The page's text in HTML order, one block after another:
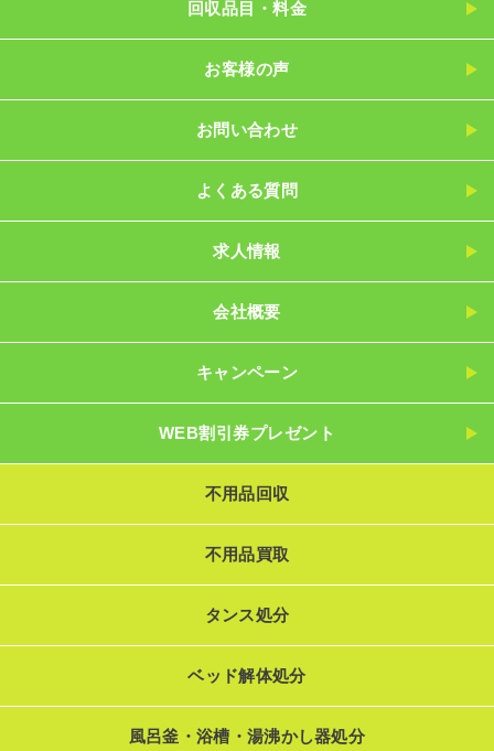
回収品目・料金
お客様の声
お問い合わせ
よくある質問
求人情報
会社概要
キャンペーン
WEB割引券プレゼント
不用品回収
不用品買取
タンス処分
ベッド解体処分
風呂釜・浴槽・湯沸かし器処分